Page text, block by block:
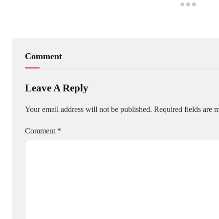
Comment
Leave A Reply
Your email address will not be published. Required fields are
Comment *